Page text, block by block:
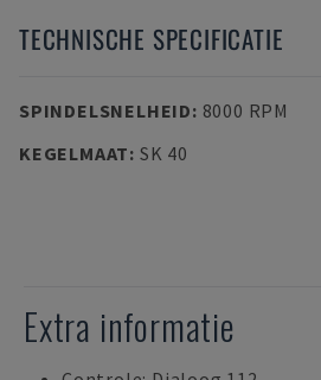
TECHNISCHE SPECIFICATIE
SPINDELSNELHEID: 8000 RPM
KEGELMAAT: SK 40
Extra informatie